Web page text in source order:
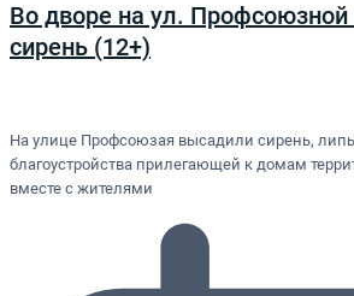
Во дворе на ул.
сирень (12+)
На улице Профсоюзая высадили сирень,
благоустройства прилегающей к домам
вместе с жителями